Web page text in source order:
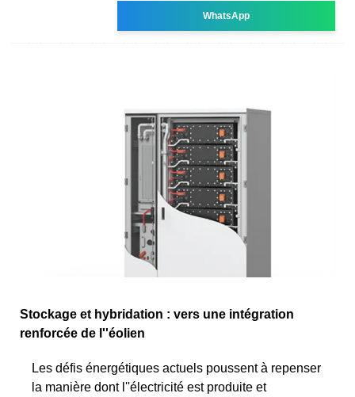
WhatsApp
Stockage et hybridation : vers une intégration
renforcée de l''éolien
Les défis énergétiques actuels poussent à repenser
la manière dont l''électricité est produite et